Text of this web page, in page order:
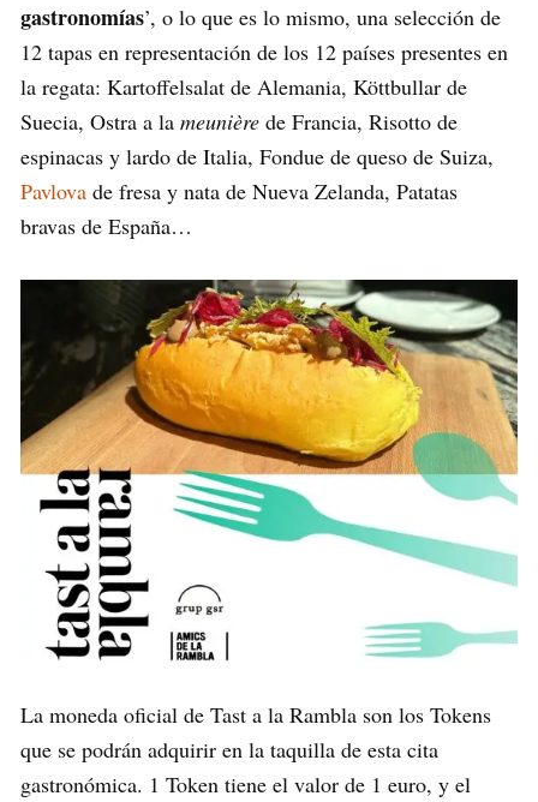
gastronomías’, o lo que es lo mismo, una selección de
12 tapas en representación de los 12 países presentes en
la regata: Kartoffelsalat de Alemania, Köttbullar de
Suecia, Ostra a la meunière de Francia, Risotto de
espinacas y lardo de Italia, Fondue de queso de Suiza,
Pavlova de fresa y nata de Nueva Zelanda, Patatas
bravas de España…
La moneda oficial de Tast a la Rambla son los Tokens
que se podrán adquirir en la taquilla de esta cita
gastronómica. 1 Token tiene el valor de 1 euro, y el